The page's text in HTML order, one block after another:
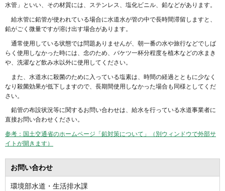
水管」といい、その材質には、ステンレス、塩化ビニル、鉛などがあります。
給水管に鉛管が使われている場合に水道水が管の中で長時間滞留しますと、
鉛がごく微量ですが溶け出す場合があります。
通常使用している状態では問題ありませんが、朝一番の水や旅行などでしば
らく使用しなかった時には、念のため、バケツ一杯分程度を植木などの水まき
や、洗濯など飲み水以外に使用してください。
また、水道水に殺菌のために入っている塩素は、時間の経過とともに少なく
なり殺菌効果が低下しますので、長期間使用しなかった場合も同様としてくだ
さい。
鉛管の布設状況等に関するお問い合わせは、給水を行っている水道事業者に
直接お問い合わせください。
参考：国土交通省のホームページ「鉛対策について」（別ウィンドウで外部サ
イトが開きます）
お問い合わせ
環境部水道・生活排水課